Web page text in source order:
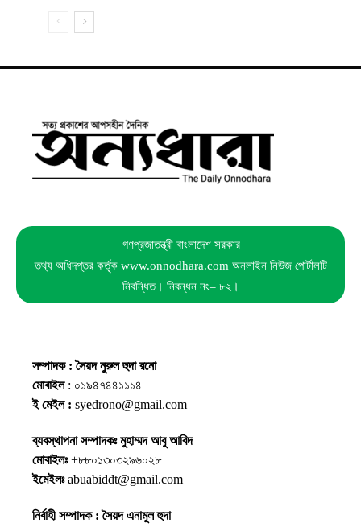
গণপ্রজাতন্ত্রী বাংলাদেশ সরকার
তথ্য অধিদপ্তর কর্তৃক www.onnodhara.com অনলাইন নিউজ পোর্টালটি
নিবন্ধিত। নিবন্ধন নং– ৮২।
সম্পাদক : সৈয়দ নুরুল হুদা রনো
মোবাইল: ০১৯৪৭৪৪১১১৪
ই মেইল : syedrono@gmail.com
ব্যবস্থাপনা সম্পাদকঃ মুহাম্মদ আবু আবিদ
মোবাইলঃ+৮৮০১৩০৩২৯৬০২৮
ইমেইলঃabuabiddt@gmail.com
নির্বাহী সম্পাদক : সৈয়দ এনামুল হুদা